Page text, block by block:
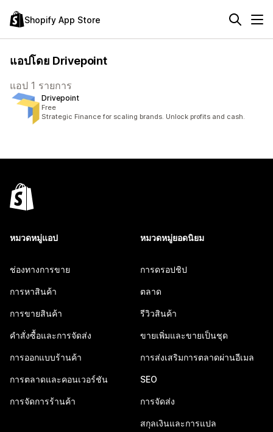
Shopify App Store
แอปโดย Drivepoint
แอป 1 รายการ
Drivepoint
Free
Strategic Finance for scaling brands. Unlock profits and cash.
หมวดหมู่แอป
ช่องทางการขาย
การหาสินค้า
การขายสินค้า
คำสั่งซื้อและการจัดส่ง
การออกแบบร้านค้า
การตลาดและคอนเวอร์ชัน
การจัดการร้านค้า
หมวดหมู่ยอดนิยม
การดรอปชิป
ตลาด
รีวิวสินค้า
ขายเพิ่มและขายเป็นชุด
การส่งเสริมการตลาดผ่านอีเมล
SEO
การจัดส่ง
สกุลเงินและการแปล